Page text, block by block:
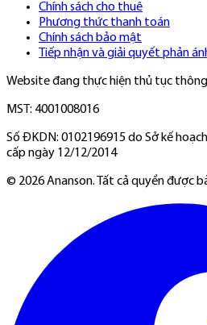
Chính sách cho thuê
Phương thức thanh toán
Chính sách bảo mật
Tiếp nhận và giải quyết phản
Website đang thực hiện thủ tục
MST: 4001008016
Số ĐKDN: 0102196915 do Sở kế
cấp ngày 12/12/2014
© 2026Ananson. Tất cả quyền được